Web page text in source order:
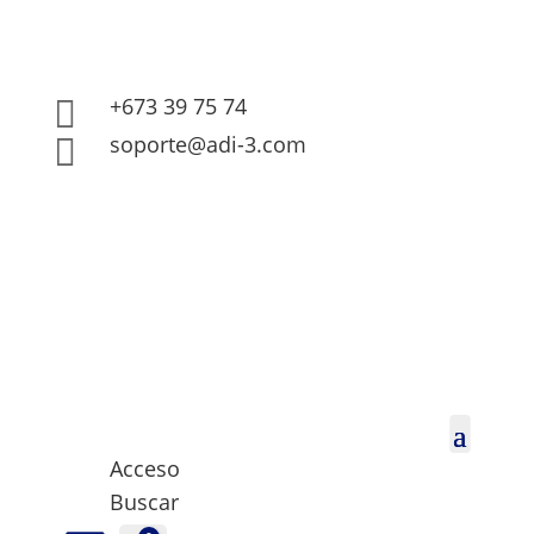
 +673 39 75 74
 soporte@adi-3.com
Acceso
Buscar